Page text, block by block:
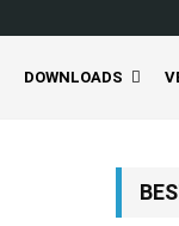
DOWNLOADS